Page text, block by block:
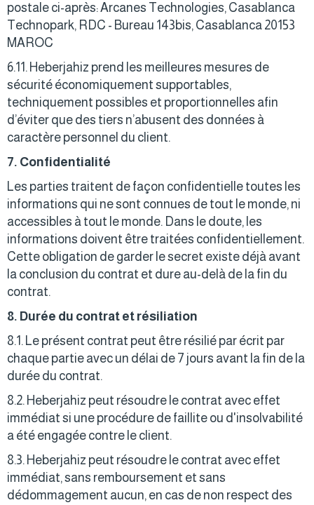
postale ci-après: Arcanes Technologies, Casablanca
Technopark, RDC - Bureau 143bis, Casablanca 20153
MAROC
6.11. Heberjahiz prend les meilleures mesures de
sécurité économiquement supportables,
techniquement possibles et proportionnelles afin
d’éviter que des tiers n’abusent des données à
caractère personnel du client.
7. Confidentialité
Les parties traitent de façon confidentielle toutes les
informations qui ne sont connues de tout le monde, ni
accessibles à tout le monde. Dans le doute, les
informations doivent être traitées confidentiellement.
Cette obligation de garder le secret existe déjà avant
la conclusion du contrat et dure au-delà de la fin du
contrat.
8. Durée du contrat et résiliation
8.1. Le présent contrat peut être résilié par écrit par
chaque partie avec un délai de 7 jours avant la fin de la
durée du contrat.
8.2. Heberjahiz peut résoudre le contrat avec effet
immédiat si une procédure de faillite ou d'insolvabilité
a été engagée contre le client.
8.3. Heberjahiz peut résoudre le contrat avec effet
immédiat, sans remboursement et sans
dédommagement aucun, en cas de non respect des